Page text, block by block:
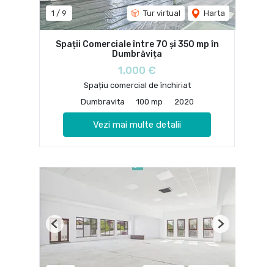
1 / 9 Tur virtual Harta
Spații Comerciale între 70 și 350 mp în
Dumbrăvița
1,000 €
Spațiu comercial de închiriat
Dumbravita
100 mp 2020
Vezi mai multe detalii
Previous Next